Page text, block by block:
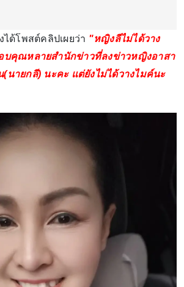
ด้โพสต์คลิปเผยว่า "หญิงลีไม่ได้วาง
บคุณหลายสำนักข่าวที่ลงข่าวหญิงอาสา
(นายกลี) นะคะ แต่ยังไม่ได้วางไมค์นะ